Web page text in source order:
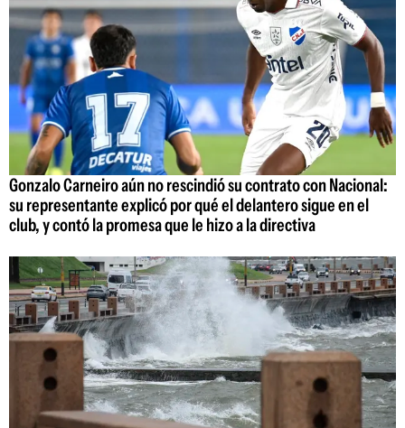
Gonzalo Carneiro aún no rescindió su contrato con Nacional:
su representante explicó por qué el delantero sigue en el
club, y contó la promesa que le hizo a la directiva